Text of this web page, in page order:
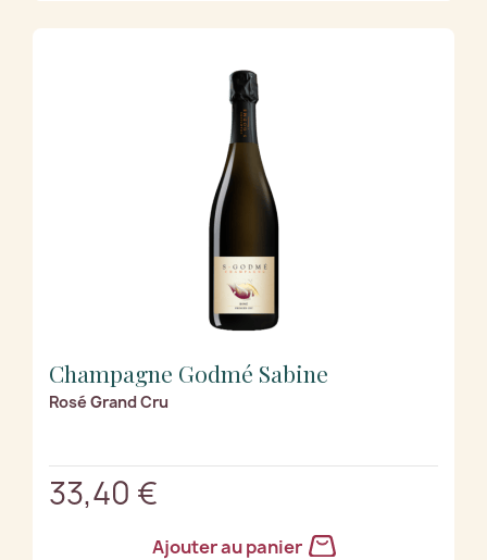
Champagne Godmé Sabine
Rosé Grand Cru
33,40 €
Ajouter au panier